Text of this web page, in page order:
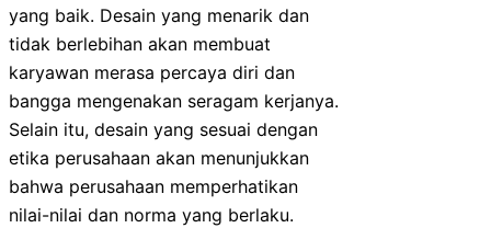
yang baik. Desain yang menarik dan
tidak berlebihan akan membuat
karyawan merasa percaya diri dan
bangga mengenakan seragam kerjanya.
Selain itu, desain yang sesuai dengan
etika perusahaan akan menunjukkan
bahwa perusahaan memperhatikan
nilai-nilai dan norma yang berlaku.